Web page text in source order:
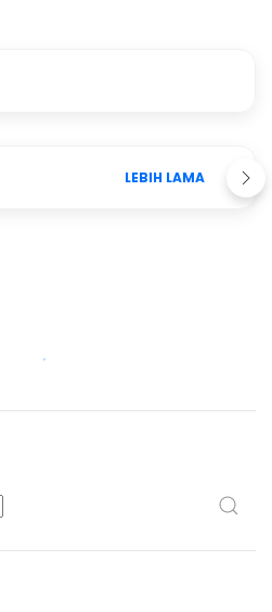
LEBIH LAMA